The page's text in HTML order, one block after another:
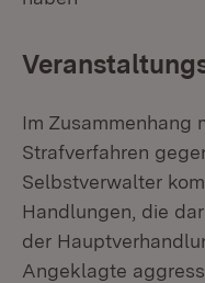
Im Zusammenhang
Strafverfahren
Selbstverwalter
Handlungen, die
der
Angeklagte